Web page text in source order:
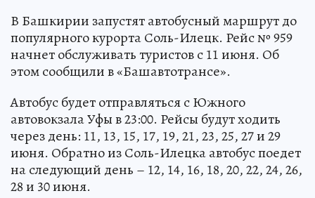
В Башкирии запустят автобусный маршрут до
популярного курорта Соль-Илецк. Рейс № 959
начнет обслуживать туристов с 11 июня. Об
этом сообщили в «Башавтотрансе».
Автобус будет отправляться с Южного
автовокзала Уфы в 23:00. Рейсы будут ходить
через день: 11, 13, 15, 17, 19, 21, 23, 25, 27 и 29
июня. Обратно из Соль-Илецка автобус поедет
на следующий день – 12, 14, 16, 18, 20, 22, 24, 26,
28 и 30 июня.